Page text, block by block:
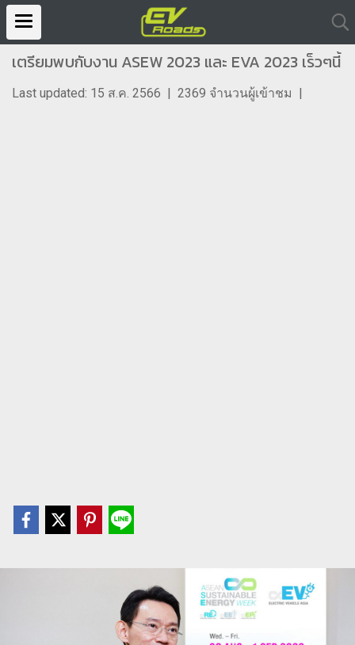
เตรียมพบกับงาน ASEW 2023 และ EVA 2023 เร็วๆนี้
Last updated: 15 ส.ค. 2566 | 2369 จำนวนผู้เข้าชม |